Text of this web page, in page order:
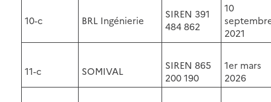
10-c BRL Ingénierie
SIREN 391
484 862
10
2021
11-c SOMIVAL
SIREN 865
200 190
1er mars
2026